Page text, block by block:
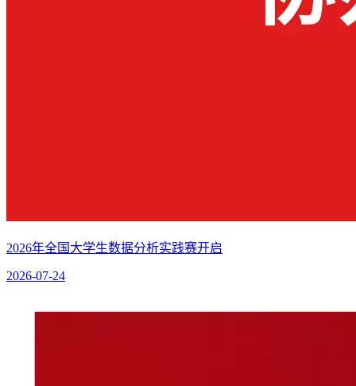
2026年全国大学生数据分析实践赛开启
2026-07-24